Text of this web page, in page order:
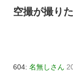
空撮が撮り
604: 名無しさん